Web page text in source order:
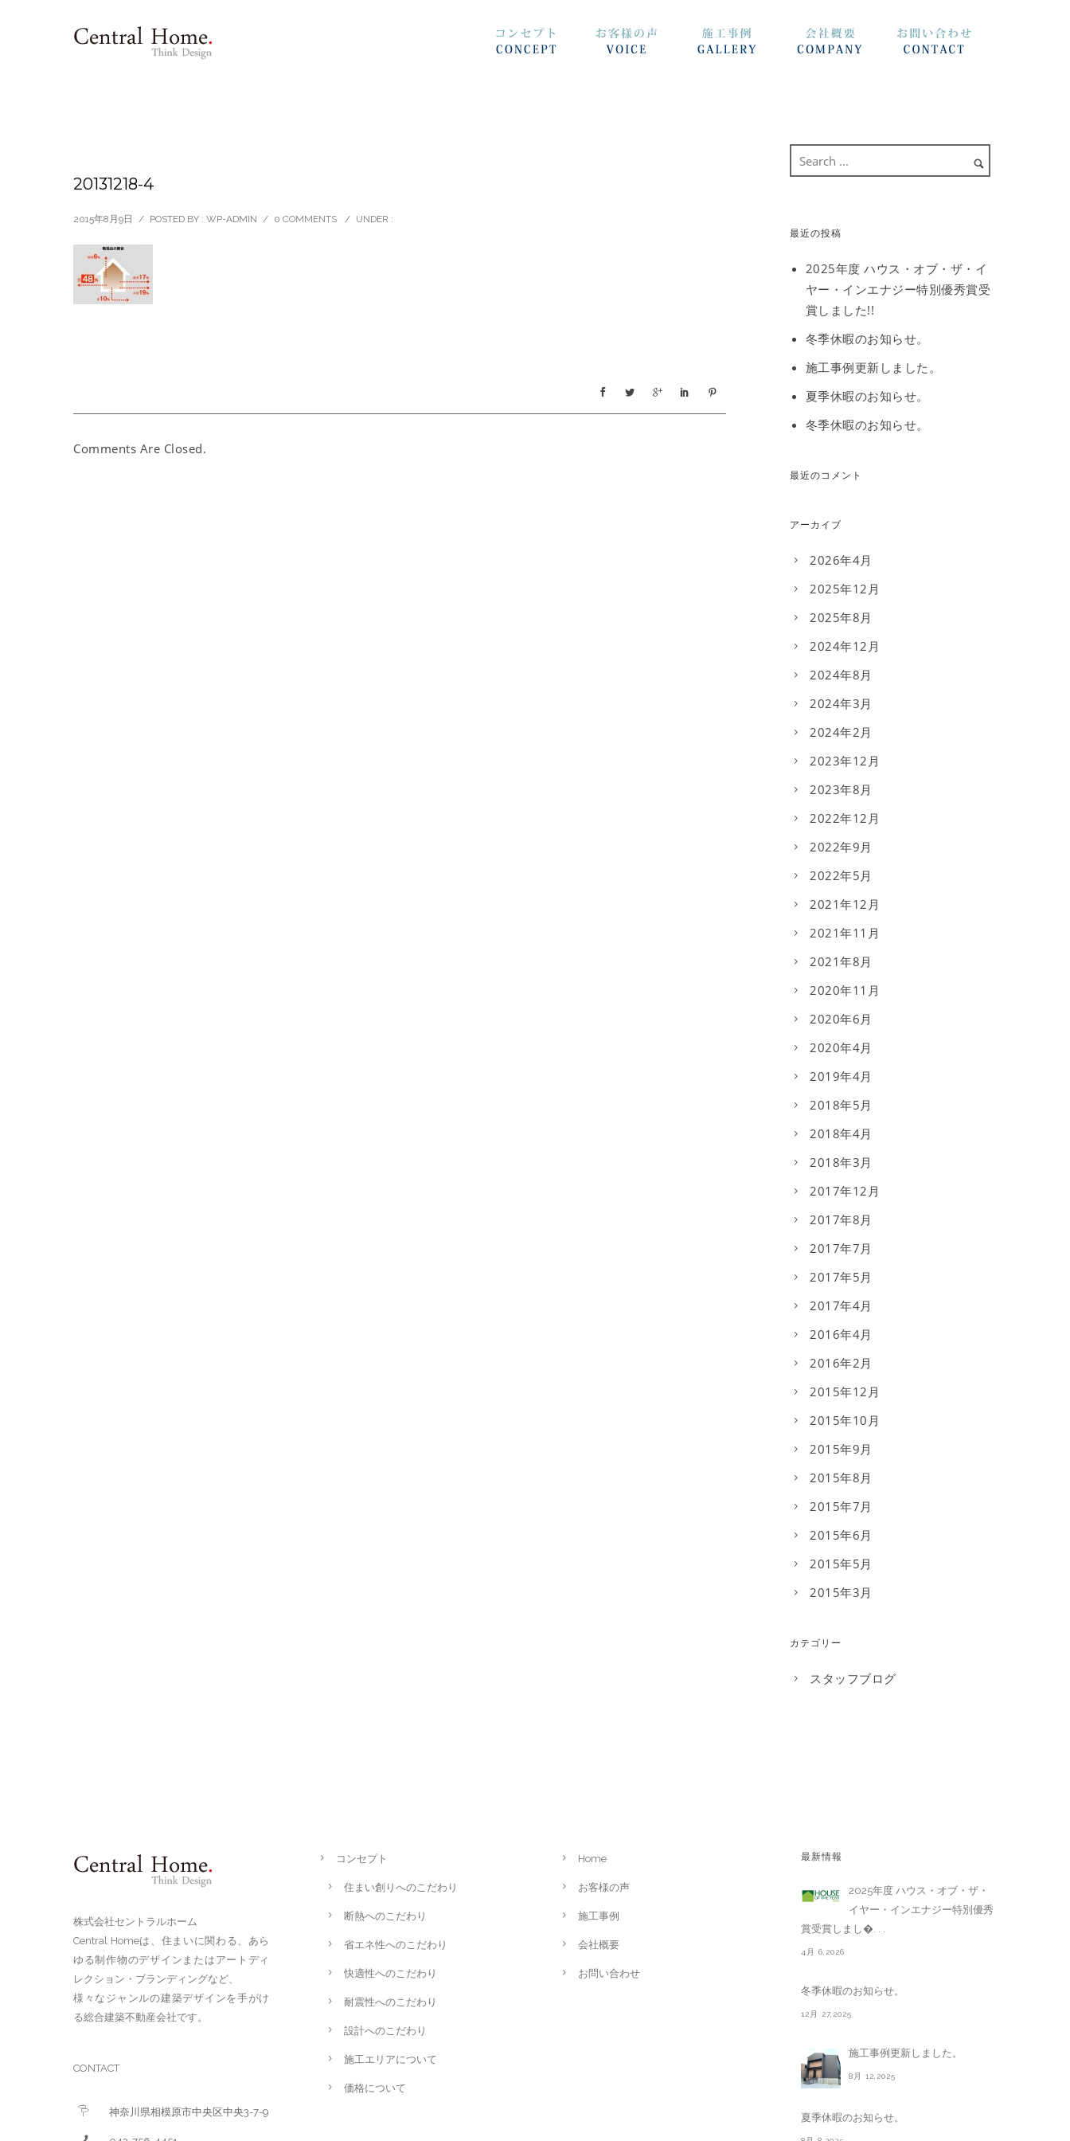
20131218-4
2015年8月9日 / POSTED BY : WP-ADMIN / 0 COMMENTS / UNDER :
Comments Are Closed.
最近の投稿
2025年度 ハウス・オブ・ザ・イ
ヤー・インエナジー特別優秀賞受
賞しました!!
冬季休暇のお知らせ。
施工事例更新しました。
夏季休暇のお知らせ。
冬季休暇のお知らせ。
最近のコメント
アーカイブ
2026年4月
2025年12月
2025年8月
2024年12月
2024年8月
2024年3月
2024年2月
2023年12月
2023年8月
2022年12月
2022年9月
2022年5月
2021年12月
2021年11月
2021年8月
2020年11月
2020年6月
2020年4月
2019年4月
2018年5月
2018年4月
2018年3月
2017年12月
2017年8月
2017年7月
2017年5月
2017年4月
2016年4月
2016年2月
2015年12月
2015年10月
2015年9月
2015年8月
2015年7月
2015年6月
2015年5月
2015年3月
カテゴリー
スタッフブログ
株式会社セントラルホーム
Central Homeは、住まいに関わる、あら
ゆる制作物のデザインまたはアートディ
レクション・ブランディングなど、
様々なジャンルの建築デザインを手がけ
る総合建築不動産会社です。
CONTACT
神奈川県相模原市中央区中央3-7-9
コンセプト
住まい創りへのこだわり
断熱へのこだわり
省エネ性へのこだわり
快適性へのこだわり
耐震性へのこだわり
設計へのこだわり
施工エリアについて
価格について
Home
お客様の声
施工事例
会社概要
お問い合わせ
最新情報
2025年度 ハウス・オブ・ザ・
イヤー・インエナジー特別優秀
賞受賞しまし�. . .
4月 6,2026
冬季休暇のお知らせ。
12月 27,2025
施工事例更新しました。
8月 12,2025
夏季休暇のお知らせ。